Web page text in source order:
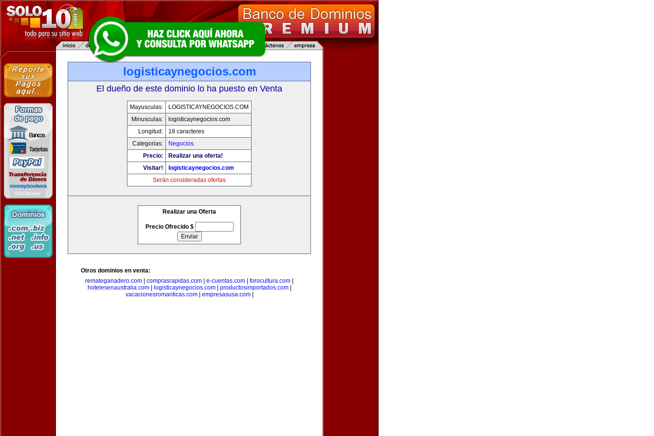
logisticaynegocios.com
El dueño de este dominio lo ha puesto en Venta
Mayusculas:
LOGISTICAYNEGOCIOS.COM
Minusculas:
logisticaynegocios.com
Longitud:
18 caracteres
Categorias:
Negocios
Precio:
Realizar una oferta!
Visitar!
logisticaynegocios.com
Serán consideradas ofertas
Realizar una Oferta
Precio Ofrecido $
Otros dominios en venta:
remateganadero.com
comprasrapidas.com e-cuentas.com forocultura.com
hotelesenaustralia.com| logisticaynegocios.com| productosimportados.com|
vacacionesromanticas.com| empresasusa.com|